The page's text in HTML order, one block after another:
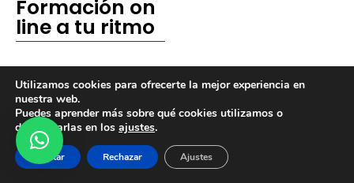
Formación on
line a tu ritmo
CURSO A TU
RITMO:
EXPEDIENTE
CONTRATACIÓN
DE OBRAS
Utilizamos cookies para ofrecerte la mejor experiencia en
nuestra web.
Puedes aprender más sobre qué cookies utilizamos o
desactivarlas en los ajustes.
Aceptar Rechazar Ajustes